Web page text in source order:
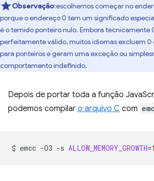
Observação:escolhemos começar no
porque o endereço 0 tem um significado
é o temido ponteiro nulo. Embora tecnicamente
perfeitamente válido, muitos idiomas excluem 0
para ponteiros e geram uma exceção ou
comportamento indefinido.
Depois de portar toda a função
podemos compilar o arquivo C com
$ emcc -O3 -s ALLOW_MEMORY_GROWTH=1